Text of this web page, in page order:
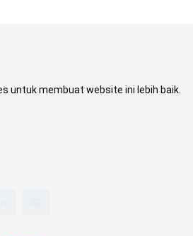
untuk membuat website ini lebih baik.